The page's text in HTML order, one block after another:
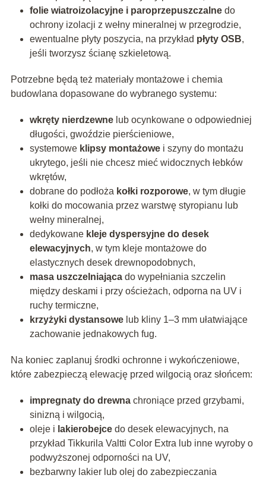
folie wiatroizolacyjne i paroprzepuszczalnedo
ochrony izolacji z wełny mineralnej w przegrodzie,
ewentualne płyty poszycia, na przykład płyty OSB,
jeśli tworzysz ścianę szkieletową.
Potrzebne będą też materiały montażowe i chemia
budowlana dopasowane do wybranego systemu:
wkręty nierdzewnelub ocynkowane o odpowiedniej
długości, gwoździe pierścieniowe,
systemowe klipsy montażowei szyny do montażu
ukrytego, jeśli nie chcesz mieć widocznych łebków
wkrętów,
dobrane do podłoża kołki rozporowe, w tym długie
kołki do mocowania przez warstwę styropianu lub
wełny mineralnej,
dedykowane kleje dyspersyjne do desek
elewacyjnych, w tym kleje montażowe do
elastycznych desek drewnopodobnych,
masa uszczelniającado wypełniania szczelin
między deskami i przy ościeżach, odporna na UV i
ruchy termiczne,
krzyżyki dystansowelub kliny 1–3 mm ułatwiające
zachowanie jednakowych fug.
Na koniec zaplanuj środki ochronne i wykończeniowe,
które zabezpieczą elewację przed wilgocią oraz słońcem:
impregnaty do drewnachroniące przed grzybami,
sinizną i wilgocią,
oleje i lakierobejcedo desek elewacyjnych, na
przykład Tikkurila Valtti Color Extra lub inne wyroby o
podwyższonej odporności na UV,
bezbarwny lakier lub olej do zabezpieczania